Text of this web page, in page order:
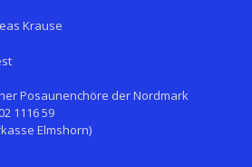
Krause
Posaunenchöre der Nordmark
1116 59
Elmshorn)